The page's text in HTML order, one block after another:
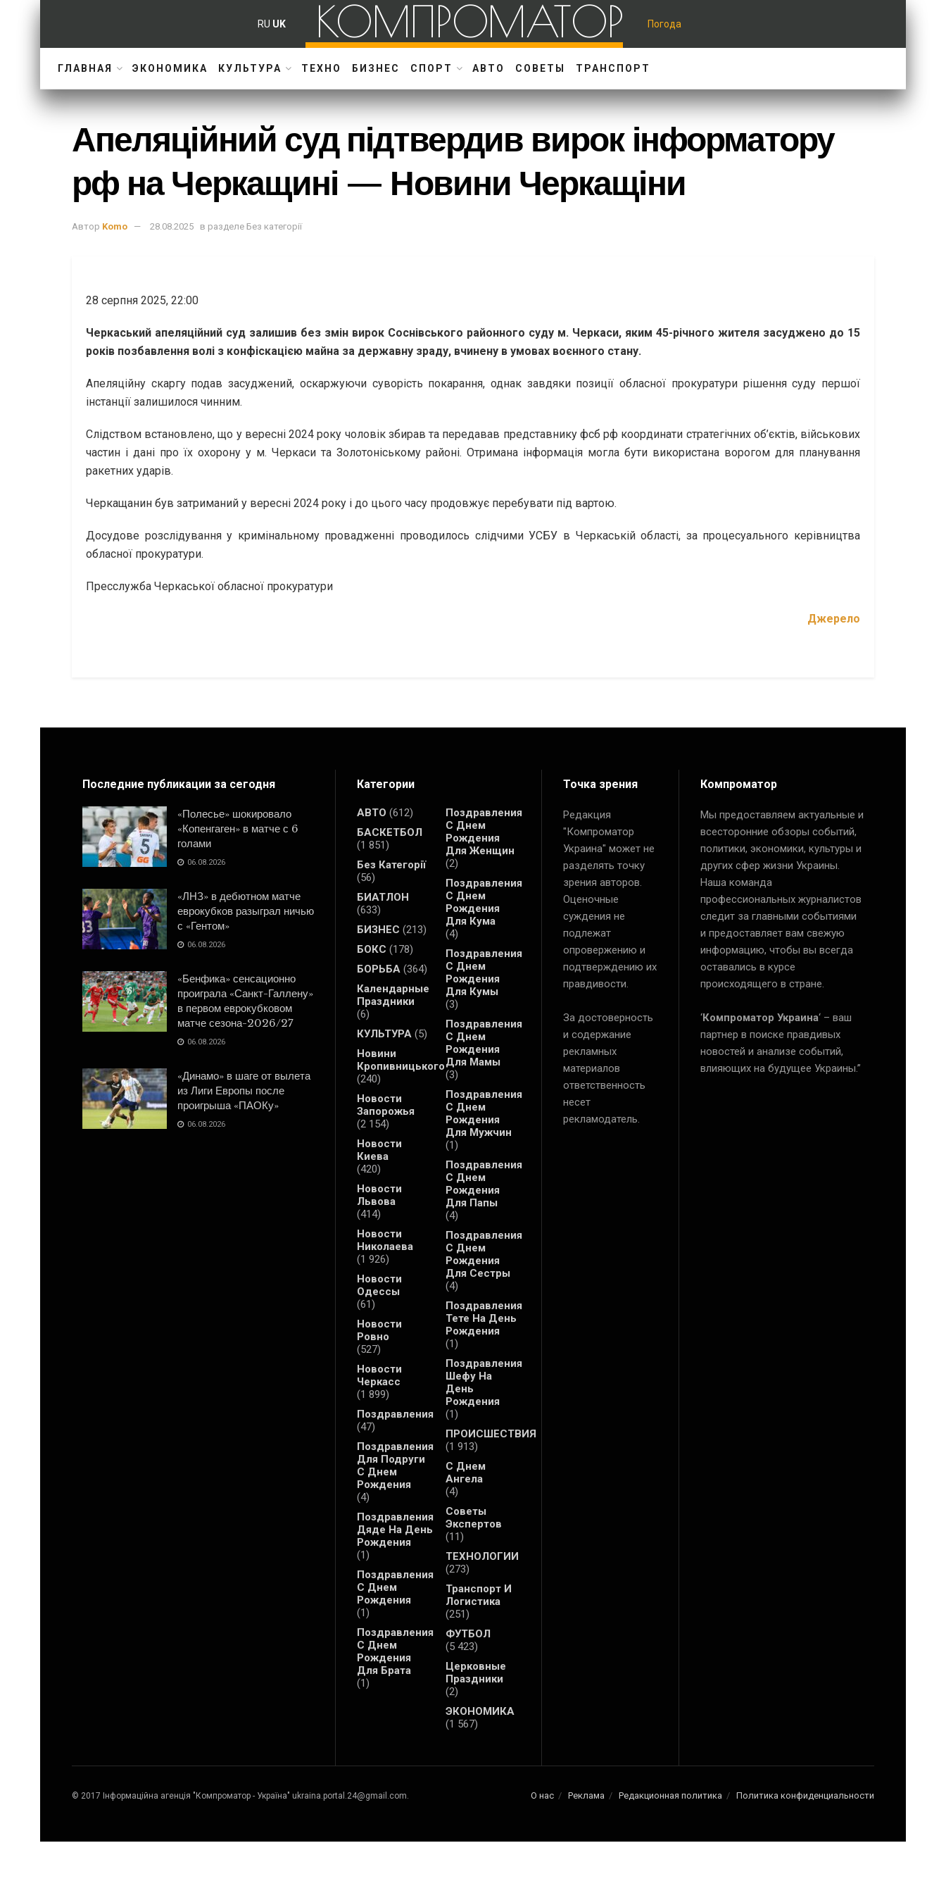
RU UK КОМПРОМАТОР Погода
ГЛАВНАЯ ЭКОНОМИКА КУЛЬТУРА ТЕХНО БИЗНЕС СПОРТ АВТО СОВЕТЫ ТРАНСПОРТ
Апеляційний суд підтвердив вирок інформатору
рф на Черкащині — Новини Черкащіни
Автор Komo 28.08.2025 в разделе Без категорії
28 серпня 2025, 22:00
Черкаський апеляційний суд залишив без змін вирок Соснівського районного суду м. Черкаси, яким 45-річного жителя засуджено до 15
років позбавлення волі з конфіскацією майна за державну зраду, вчинену в умовах воєнного стану.
Апеляційну скаргу подав засуджений, оскаржуючи суворість покарання, однак завдяки позиції обласної прокуратури рішення суду першої
інстанції залишилося чинним.
Слідством встановлено, що у вересні 2024 року чоловік збирав та передавав представнику фсб рф координати стратегічних об’єктів, військових
частин і дані про їх охорону у м. Черкаси та Золотоніському районі. Отримана інформація могла бути використана ворогом для планування
ракетних ударів.
Черкащанин був затриманий у вересні 2024 року і до цього часу продовжує перебувати під вартою.
Досудове розслідування у кримінальному провадженні проводилось слідчими УСБУ в Черкаській області, за процесуального керівництва
обласної прокуратури.
Пресслужба Черкаської обласної прокуратури
Джерело
Последние публикации за сегодня
«Полесье» шокировало
«Копенгаген» в матче с 6
голами
06.08.2026
«ЛНЗ» в дебютном матче
еврокубков разыграл ничью
с «Гентом»
06.08.2026
«Бенфика» сенсационно
проиграла «Санкт-Галлену»
в первом еврокубковом
матче сезона-2026/27
06.08.2026
«Динамо» в шаге от вылета
из Лиги Европы после
проигрыша «ПАОКу»
06.08.2026
Категории
АВТО (612)
БАСКЕТБОЛ
(1 851)
Без Категорії
(56)
БИАТЛОН
(633)
БИЗНЕС (213)
БОКС (178)
БОРЬБА (364)
Календарные
Праздники
(6)
КУЛЬТУРА (5)
Новини
Кропивницького
(240)
Новости
Запорожья
(2 154)
Новости
Киева
(420)
Новости
Львова
(414)
Новости
Николаева
(1 926)
Новости
Одессы
(61)
Новости
Ровно
(527)
Новости
Черкасс
(1 899)
Поздравления
(47)
Поздравления
Для Подруги
С Днем
Рождения
(4)
Поздравления
Дяде На День
Рождения
(1)
Поздравления
С Днем
Рождения
(1)
Поздравления
С Днем
Рождения
Для Брата
(1)
Поздравления
С Днем
Рождения
Для Женщин
(2)
Поздравления
С Днем
Рождения
Для Кума
(4)
Поздравления
С Днем
Рождения
Для Кумы
(3)
Поздравления
С Днем
Рождения
Для Мамы
(3)
Поздравления
С Днем
Рождения
Для Мужчин
(1)
Поздравления
С Днем
Рождения
Для Папы
(4)
Поздравления
С Днем
Рождения
Для Сестры
(4)
Поздравления
Тете На День
Рождения
(1)
Поздравления
Шефу На
День
Рождения
(1)
ПРОИСШЕСТВИЯ
(1 913)
С Днем
Ангела
(4)
Советы
Экспертов
(11)
ТЕХНОЛОГИИ
(273)
Транспорт И
Логистика
(251)
ФУТБОЛ
(5 423)
Церковные
Праздники
(2)
ЭКОНОМИКА
(1 567)
Точка зрения
Редакция
"Компроматор
Украина" может не
разделять точку
зрения авторов.
Оценочные
суждения не
подлежат
опровержению и
подтверждению их
правдивости.
За достоверность
и содержание
рекламных
материалов
ответственность
несет
рекламодатель.
Компроматор
Мы предоставляем актуальные и
всесторонние обзоры событий,
политики, экономики, культуры и
других сфер жизни Украины.
Наша команда
профессиональных журналистов
следит за главными событиями
и предоставляет вам свежую
информацию, чтобы вы всегда
оставались в курсе
происходящего в стране.
‘Компроматор Украина‘ – ваш
партнер в поиске правдивых
новостей и анализе событий,
влияющих на будущее Украины.”
О нас Реклама Редакционная политика Политика конфиденциальности
© 2017 Інформаційна агенція "Компроматор - Україна" ukraina.portal.24@gmail.com.